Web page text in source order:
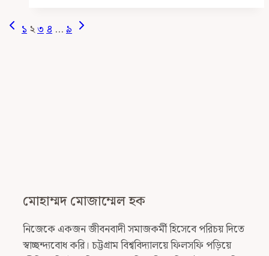
Page
Previous
১২৩৪ …৯ Next
মোহাম্মদ মোজাম্মেল হক
নিজেকে একজন জীবনবাদী সমাজকর্মী হিসেবে পরিচয় দিতে
স্বাচ্ছন্দ্যবোধ করি। চট্টগ্রাম বিশ্ববিদ্যালয়ে ফিলসফি পড়িয়ে